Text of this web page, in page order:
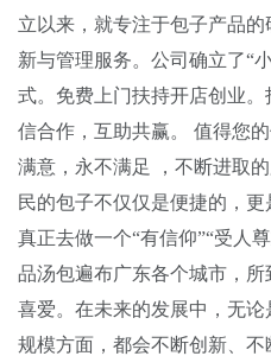
立以来，就专注于包子产品
新与管理服务。公司确立了“
式。免费上门扶持开店创业
信合作，互助共赢。 值得您
满意，永不满足 ，不断进取
民的包子不仅仅是便捷的，更
真正去做一个“有信仰”“受人
品汤包遍布广东各个城市，
喜爱。在未来的发展中，无
规模方面，都会不断创新、